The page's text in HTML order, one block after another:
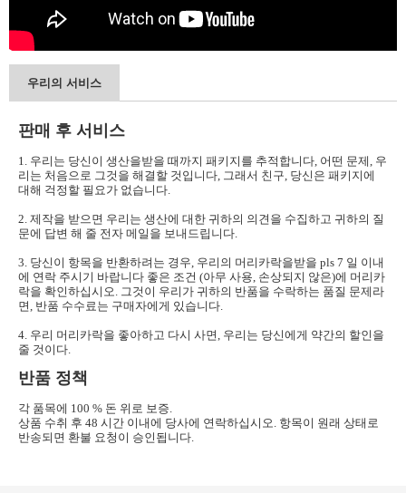
우리의 서비스
판매 후 서비스
1. 우리는 당신이 생산을받을 때까지 패키지를 추적합니다, 어떤 문제, 우
리는 처음으로 그것을 해결할 것입니다, 그래서 친구, 당신은 패키지에
대해 걱정할 필요가 없습니다.
2. 제작을 받으면 우리는 생산에 대한 귀하의 의견을 수집하고 귀하의 질
문에 답변 해 줄 전자 메일을 보내드립니다.
3. 당신이 항목을 반환하려는 경우, 우리의 머리카락을받을 pls 7 일 이내
에 연락 주시기 바랍니다 좋은 조건 (아무 사용, 손상되지 않은)에 머리카
락을 확인하십시오. 그것이 우리가 귀하의 반품을 수락하는 품질 문제라
면, 반품 수수료는 구매자에게 있습니다.
4. 우리 머리카락을 좋아하고 다시 사면, 우리는 당신에게 약간의 할인을
줄 것이다.
반품 정책
각 품목에 100 % 돈 위로 보증.
상품 수취 후 48 시간 이내에 당사에 연락하십시오. 항목이 원래 상태로
반송되면 환불 요청이 승인됩니다.